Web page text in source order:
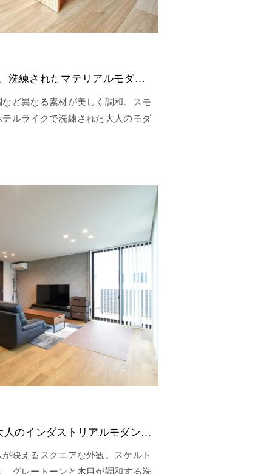
異素材の美しいミックス。洗練されたマテリアルモダン空間
ど異なる素材が美しく調和。スモ
ルライクで洗練された大人のモダ
グレー×木目で魅せる、大人のインダストリアルモダンの家
映えるスクエアな外観。スケルト
グレートーンと木目が調和する洗